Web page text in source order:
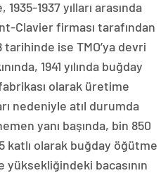
1937 yılları arasında
Clavier firması tarafından
tarihinde ise TMO’ya devri
1941 yılında buğday
olarak üretime
nedeniyle atıl durumda
yanı başında, bin 850
katlı olarak buğday öğütme
bacasının